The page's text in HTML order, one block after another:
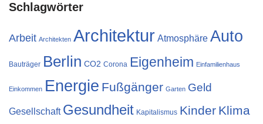
Schlagwörter
Arbeit Architekten Architektur Atmosphäre Auto
Bauträger Berlin CO2 Corona Eigenheim Einfamilienhaus
Einkommen Energie Fußgänger Garten Geld
Gesellschaft Gesundheit Kapitalismus Kinder Klima